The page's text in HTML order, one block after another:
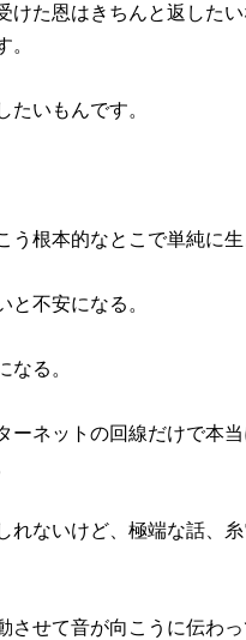
けた恩はきちんと返した
。
たいもんです。
う根本的なとこで単純に
と不安になる。
なる。
ーネットの回線だけで本
れないけど、極端な話、
させて音が向こうに伝わ